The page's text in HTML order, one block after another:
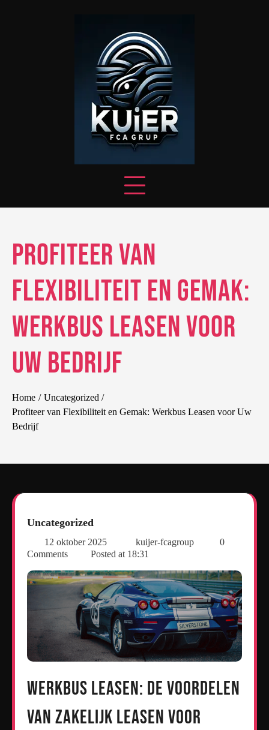
Profiteer van
Flexibiliteit en Gemak:
Werkbus Leasen voor
Uw Bedrijf
Home
Uncategorized
Profiteer van Flexibiliteit en Gemak: Werkbus Leasen voor Uw
Bedrijf
Uncategorized
12 oktober 2025 kuijer-fcagroup
0
Comments
Posted at 18:31
Werkbus Leasen: De Voordelen
van Zakelijk Leasen voor